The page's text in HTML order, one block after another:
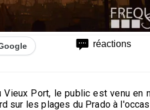
réactions
Port, le public est venu en
sur les plages du Prado à